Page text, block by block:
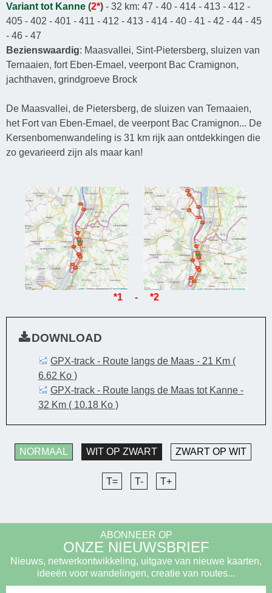
Variant tot Kanne (2*) - 32 km: 47 - 40 - 414 - 413 - 412 -
405 - 402 - 401 - 411 - 412 - 413 - 414 - 40 - 41 - 42 - 44 - 45
- 46 - 47
Bezienswaardig: Maasvallei, Sint-Pietersberg, sluizen van
Ternaaien, fort Eben-Emael, veerpont Bac Cramignon,
jachthaven, grindgroeve Brock
De Maasvallei, de Pietersberg, de sluizen van Ternaaien,
het Fort van Eben-Emael, de veerpont Bac Cramignon... De
Kersenbomenwandeling is 31 km rijk aan ontdekkingen die
zo gevarieerd zijn als maar kan!
*1 - *2
DOWNLOAD
GPX-track - Route langs de Maas - 21 Km (
6.62 Ko )
GPX-track - Route langs de Maas tot Kanne -
32 Km ( 10.18 Ko )
NORMAAL WIT OP ZWART ZWART OP WIT
T= T- T+
ABONNEER OP
ONZE NIEUWSBRIEF
Nieuws, netwerkontwikkeling, uitgave van nieuwe kaarten,
ideeën voor wandelingen, creatie van routes...